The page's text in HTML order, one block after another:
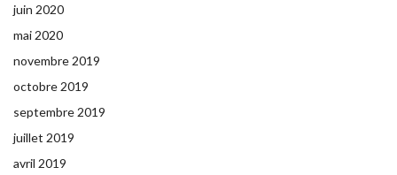
juin 2020
mai 2020
novembre 2019
octobre 2019
septembre 2019
juillet 2019
avril 2019